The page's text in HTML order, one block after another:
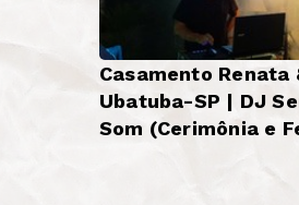
Casamento Renata
Ubatuba-SP | DJ
Som (Cerimônia e